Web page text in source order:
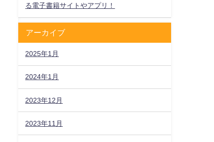
る電子書籍サイトやアプリ！
アーカイブ
2025年1月
2024年1月
2023年12月
2023年11月